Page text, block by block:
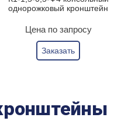
однорожковый кронштейн
Цена по запросу
Заказать